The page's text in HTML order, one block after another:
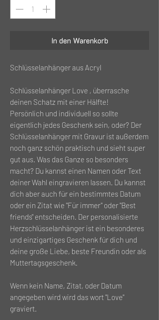
In den Warenkorb
Schlüsselanhänger aus Acryl
Schlüsselanhänger Love , überrasche
deinen Schatz mit einer Hälfte!
Persönlich und individuell so sollte
eigentlich jedes Geschenk sein, oder? Der
Schlüsselanhänger mit Gravur ist außerdem
noch ganz schön praktisch und sieht super
gut aus. Was das Ganze so besonders
macht? Du kannst einen Namen oder Text
deiner Wahl eingravieren lassen. Du kannst
dich aber auch für ein bestimmtes Datum
oder ein Zitat wie "Für immer" oder "Best
friends" entscheiden. Der personalisierte
Herzschlüsselanhänger ist ein besonderes
und einzigartiges Geschenk für dich und
deine große Liebe, beste Freundin oder als
Muttertagsgeschenk.
Wenn kein Name, Zitat, oder Datum
angegeben wird wird das wort "Love"
graviert.